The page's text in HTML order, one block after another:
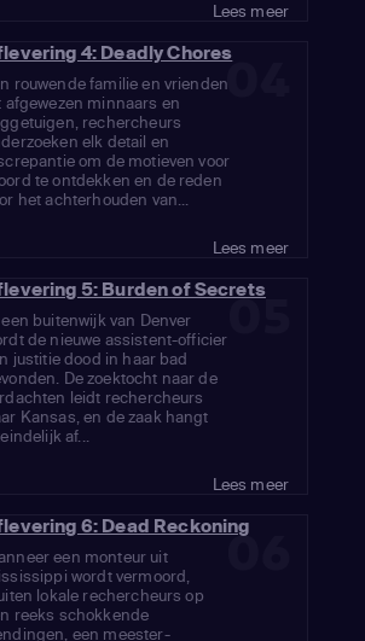
Lees meer
04
4: Deadly Chores
rouwende familie en vrienden
afgewezen minnaars en
rechercheurs
elk detail en
om de motieven voor
te ontdekken en de reden
het achterhouden van...
Lees meer
05
5: Burden of Secrets
buitenwijk van Denver
de nieuwe assistent-officier
justitie dood in haar bad
De zoektocht naar de
leidt rechercheurs
Kansas, en de zaak hangt
af...
Lees meer
06
6: Dead Reckoning
een monteur uit
wordt vermoord,
lokale rechercheurs op
reeks schokkende
een meester-